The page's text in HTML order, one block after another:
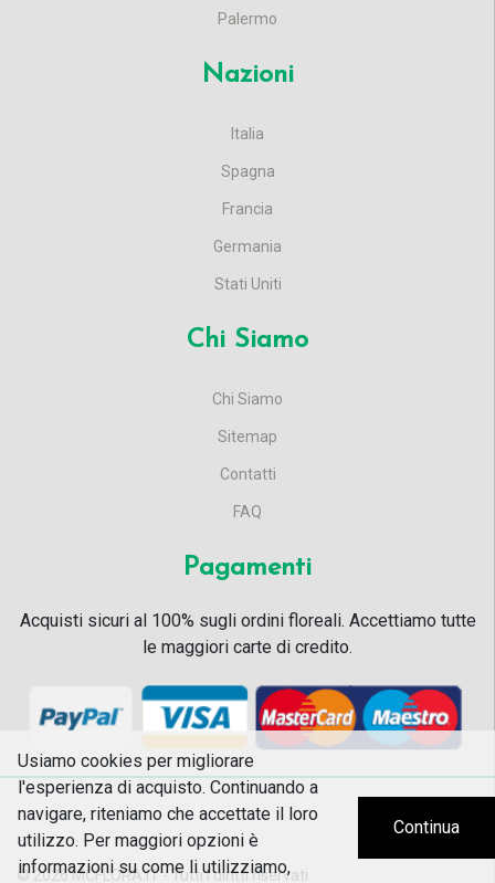
Palermo
Nazioni
Italia
Spagna
Francia
Germania
Stati Uniti
Chi Siamo
Chi Siamo
Sitemap
Contatti
FAQ
Pagamenti
Acquisti sicuri al 100% sugli ordini floreali. Accettiamo tutte
le maggiori carte di credito.
© 2026MCFLORA.IT - Tutti i diritti riservati
Usiamo cookies per migliorare
l'esperienza di acquisto. Continuando a
navigare, riteniamo che accettate il loro
utilizzo. Per maggiori opzioni è
informazioni su come li utilizziamo,
Continua